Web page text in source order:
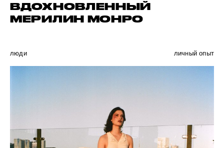
ВДОХНОВЛЕННЫЙ
МЕРИЛИН МОНРО
люди личный опыт